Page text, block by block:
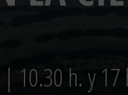
10.30 h. y 17